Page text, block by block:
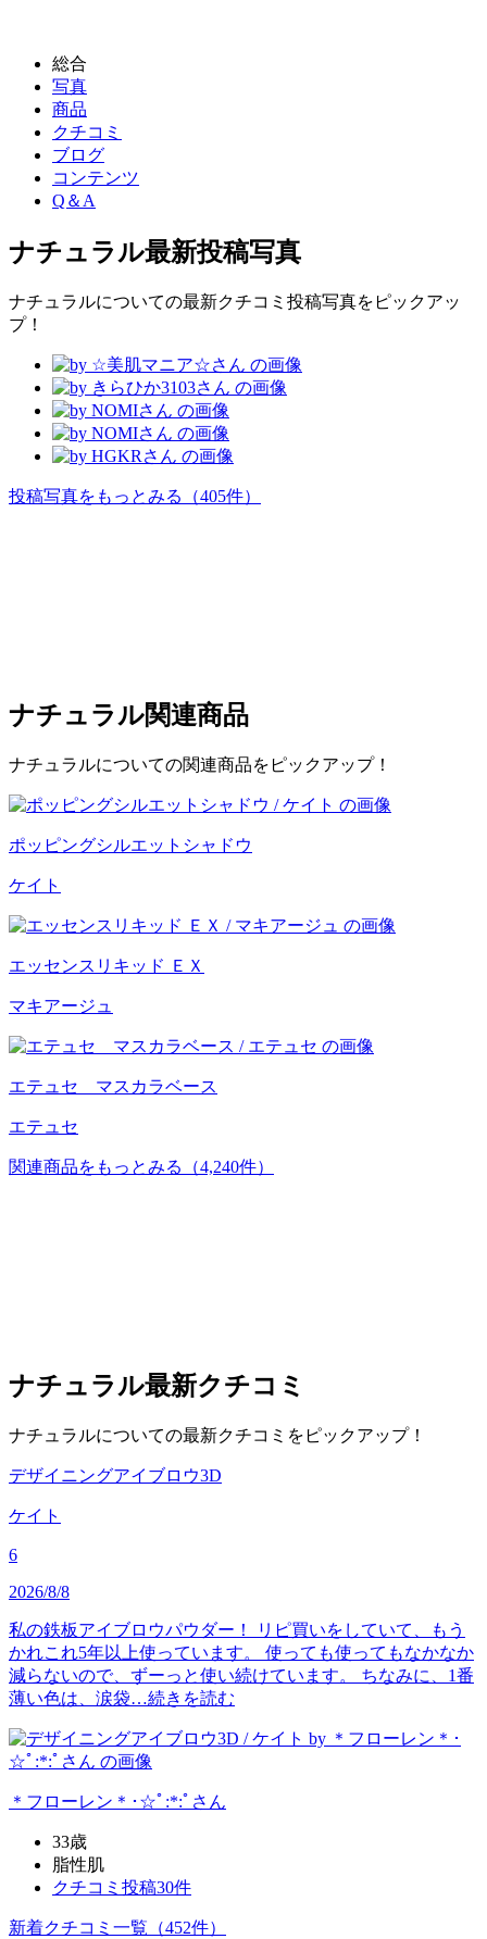
総合
写真
商品
クチコミ
ブログ
コンテンツ
Q＆A
ナチュラル最新投稿写真
ナチュラルについての最新クチコミ投稿写真をピックアッ
プ！
投稿写真をもっとみる （405件）
ナチュラル関連商品
ナチュラルについての関連商品をピックアップ！
ポッピングシルエットシャドウ
ケイト
エッセンスリキッド ＥＸ
マキアージュ
エテュセ マスカラベース
エテュセ
関連商品をもっとみる （4,240件）
ナチュラル最新クチコミ
ナチュラルについての最新クチコミをピックアップ！
デザイニングアイブロウ3D
ケイト
6
2026/8/8
私の鉄板アイブロウパウダー！ リピ買いをしていて、もう
かれこれ5年以上使っています。 使っても使ってもなかなか
減らないので、ずーっと使い続けています。 ちなみに、1番
薄い色は、涙袋…続きを読む
＊フローレン＊･☆ﾟ:*:ﾟ さん
33歳
脂性肌
クチコミ投稿30件
新着クチコミ一覧 （452件）